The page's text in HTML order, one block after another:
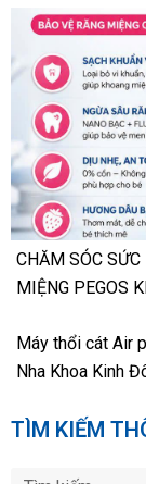
CHĂM SÓC SỨC
MIỆNG PEGOS
Máy thổi cát Air
Nha Khoa Kinh
TÌM KIẾM